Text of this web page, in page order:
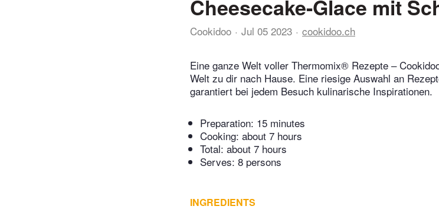
Cheesecake-Glace mit
Cookidoo Jul 05 2023 cookidoo.ch
Eine ganze Welt voller Thermomix® Rezepte –
Welt zu dir nach Hause. Eine riesige Auswahl an
garantiert bei jedem Besuch kulinarische Inspirationen.
Preparation: 15 minutes
Cooking: about 7 hours
Total: about 7 hours
Serves: 8 persons
INGREDIENTS